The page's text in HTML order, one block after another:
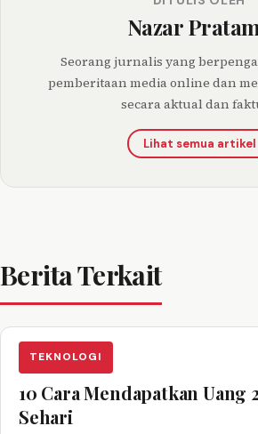
Nazar
Seorang jurnalis yang
pemberitaan media online dan
secara aktual dan
Lihat semua artikel
Berita Terkait
TEKNOLOGI
10 Cara Mendapatkan Uang
Sehari